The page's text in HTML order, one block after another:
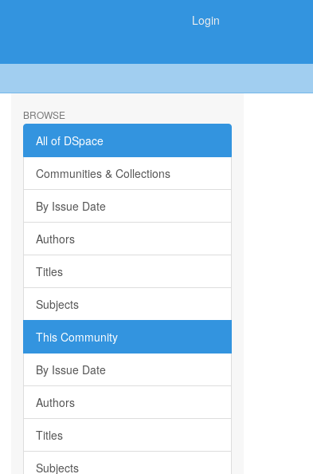
Login
BROWSE
All of DSpace
Communities & Collections
By Issue Date
Authors
Titles
Subjects
This Community
By Issue Date
Authors
Titles
Subjects